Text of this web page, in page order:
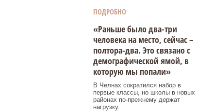
ПОДРОБНО
«Раньше было два-три
человека на место, сейчас –
полтора-два. Это связано с
демографической ямой, в
которую мы попали»
В Челнах сократился набор в
первые классы, но школы в новых
районах по-прежнему держат
нагрузку.